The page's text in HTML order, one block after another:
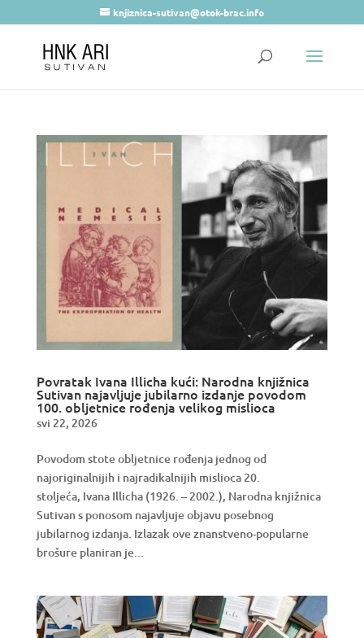
knjiznica-sutivan@otok-brac.info
Povratak Ivana Illicha kući: Narodna knjižnica
Sutivan najavljuje jubilarno izdanje povodom
100. obljetnice rođenja velikog mislioca
svi 22, 2026
Povodom stote obljetnice rođenja jednog od
najoriginalnijih i najradikalnijih mislioca 20.
stoljeća, Ivana Illicha (1926. – 2002.), Narodna knjižnica
Sutivan s ponosom najavljuje objavu posebnog
jubilarnog izdanja. Izlazak ove znanstveno-popularne
brošure planiran je...